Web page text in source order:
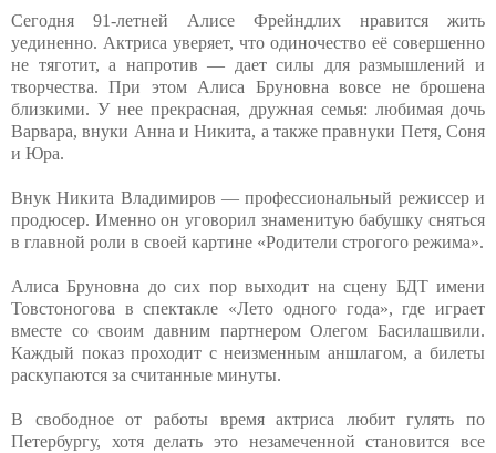
Сегодня 91-летней Алисе Фрейндлих нравится жить
уединенно. Актриса уверяет, что одиночество её совершенно
не тяготит, а напротив — дает силы для размышлений и
творчества. При этом Алиса Бруновна вовсе не брошена
близкими. У нее прекрасная, дружная семья: любимая дочь
Варвара, внуки Анна и Никита, а также правнуки Петя, Соня
и Юра.
Внук Никита Владимиров — профессиональный режиссер и
продюсер. Именно он уговорил знаменитую бабушку сняться
в главной роли в своей картине «Родители строгого режима».
Алиса Бруновна до сих пор выходит на сцену БДТ имени
Товстоногова в спектакле «Лето одного года», где играет
вместе со своим давним партнером Олегом Басилашвили.
Каждый показ проходит с неизменным аншлагом, а билеты
раскупаются за считанные минуты.
В свободное от работы время актриса любит гулять по
Петербургу, хотя делать это незамеченной становится все